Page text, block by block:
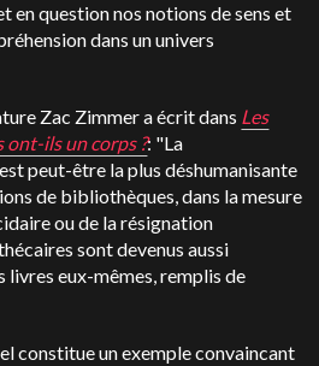
en question nos notions de sens et
dans un univers
Zac Zimmer a écrit dans Les
ont-ils un corps ?: "La
peut-être la plus déshumanisante
de bibliothèques, dans la mesure
ou de la résignation
sont devenus aussi
livres eux-mêmes, remplis de
constitue un exemple convaincant